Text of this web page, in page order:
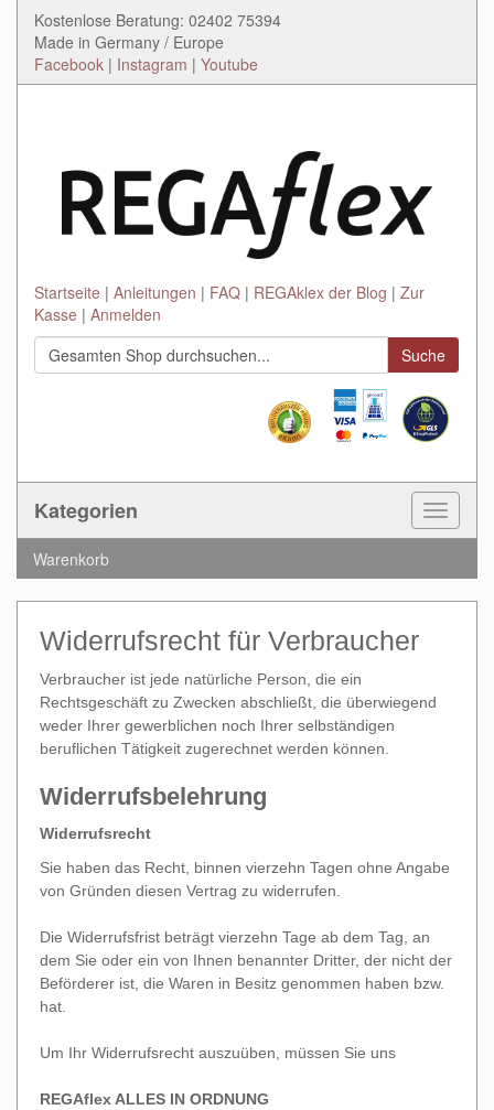
Kostenlose Beratung: 02402 75394
Made in Germany / Europe
Facebook | Instagram | Youtube
Startseite Anleitungen FAQ REGAklex der Blog
Zur
Kasse
Anmelden
Suche
Kategorien
Toggle
Warenkorb
Widerrufsrecht für Verbraucher
Verbraucher ist jede natürliche Person, die ein
Rechtsgeschäft zu Zwecken abschließt, die überwiegend
weder Ihrer gewerblichen noch Ihrer selbständigen
beruflichen Tätigkeit zugerechnet werden können.
Widerrufsbelehrung
Widerrufsrecht
Sie haben das Recht, binnen vierzehn Tagen ohne Angabe
von Gründen diesen Vertrag zu widerrufen.
Die Widerrufsfrist beträgt vierzehn Tage ab dem Tag, an
dem Sie oder ein von Ihnen benannter Dritter, der nicht der
Beförderer ist, die Waren in Besitz genommen haben bzw.
hat.
Um Ihr Widerrufsrecht auszuüben, müssen Sie uns
REGAflex ALLES IN ORDNUNG